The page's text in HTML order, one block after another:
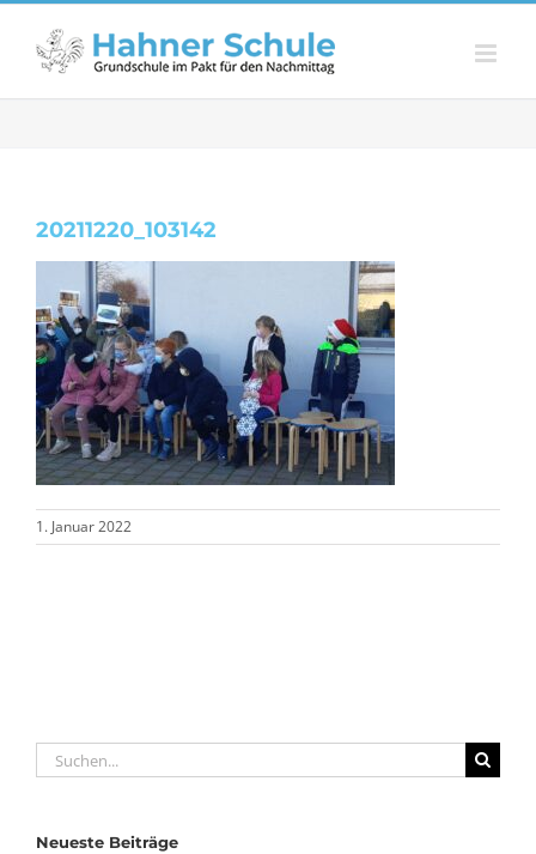
Zum
springen
20211220_103142
1. Januar 2022
Suche
nach:
Neueste Beiträge